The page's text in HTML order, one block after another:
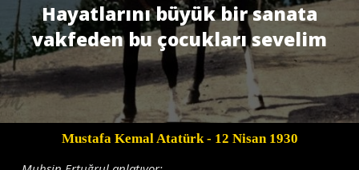
Hayatlarını büyük bir sanata
vakfeden bu çocukları sevelim
Mustafa Kemal Atatürk- 12 Nisan 1930